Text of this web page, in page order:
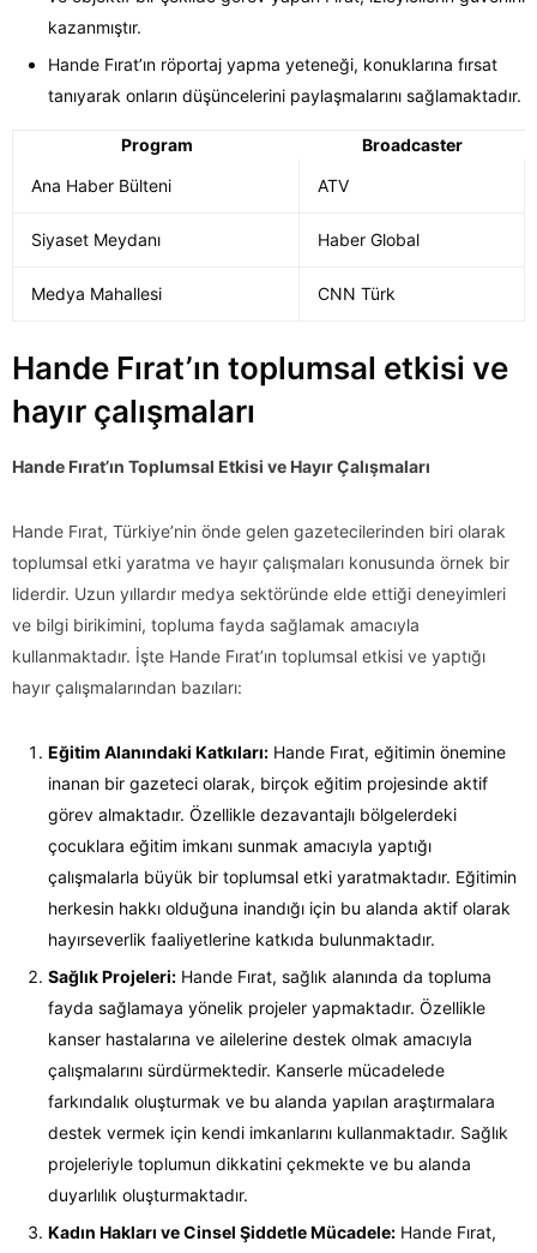
kazanmıştır.
Hande Fırat’ın röportaj yapma yeteneği, konuklarına fırsat
tanıyarak onların düşüncelerini paylaşmalarını sağlamaktadır.
Program
Broadcaster
Ana Haber Bülteni
ATV
Siyaset Meydanı Haber Global
Medya Mahallesi CNN Türk
Hande Fırat’ın toplumsal etkisi ve
hayır çalışmaları
Hande Fırat’ın Toplumsal Etkisi ve Hayır Çalışmaları
Hande Fırat, Türkiye’nin önde gelen gazetecilerinden biri olarak
toplumsal etki yaratma ve hayır çalışmaları konusunda örnek bir
liderdir. Uzun yıllardır medya sektöründe elde ettiği deneyimleri
ve bilgi birikimini, topluma fayda sağlamak amacıyla
kullanmaktadır. İşte Hande Fırat’ın toplumsal etkisi ve yaptığı
hayır çalışmalarından bazıları:
Eğitim Alanındaki Katkıları: Hande Fırat, eğitimin önemine
inanan bir gazeteci olarak, birçok eğitim projesinde aktif
görev almaktadır. Özellikle dezavantajlı bölgelerdeki
çocuklara eğitim imkanı sunmak amacıyla yaptığı
çalışmalarla büyük bir toplumsal etki yaratmaktadır. Eğitimin
herkesin hakkı olduğuna inandığı için bu alanda aktif olarak
hayırseverlik faaliyetlerine katkıda bulunmaktadır.
Sağlık Projeleri: Hande Fırat, sağlık alanında da topluma
fayda sağlamaya yönelik projeler yapmaktadır. Özellikle
kanser hastalarına ve ailelerine destek olmak amacıyla
çalışmalarını sürdürmektedir. Kanserle mücadelede
farkındalık oluşturmak ve bu alanda yapılan araştırmalara
destek vermek için kendi imkanlarını kullanmaktadır. Sağlık
projeleriyle toplumun dikkatini çekmekte ve bu alanda
duyarlılık oluşturmaktadır.
Kadın Hakları ve Cinsel Şiddetle Mücadele: Hande Fırat,